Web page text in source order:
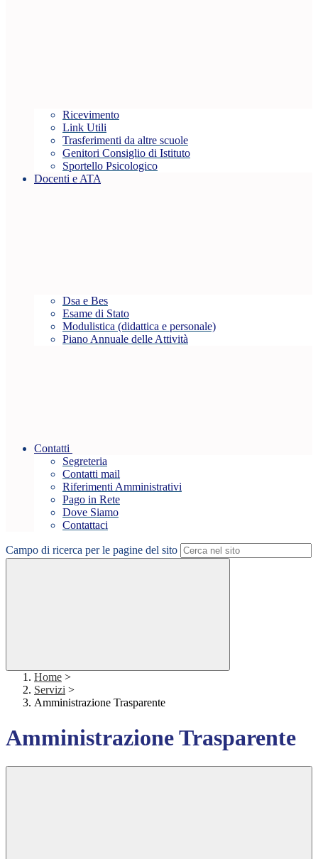
Ricevimento
Link Utili
Trasferimenti da altre scuole
Genitori Consiglio di Istituto
Sportello Psicologico
Docenti e ATA
Dsa e Bes
Esame di Stato
Modulistica (didattica e personale)
Piano Annuale delle Attività
Contatti
Segreteria
Contatti mail
Riferimenti Amministrativi
Pago in Rete
Dove Siamo
Contattaci
Campo di ricerca per le pagine del sito
Home >
Servizi >
Amministrazione Trasparente
Amministrazione Trasparente